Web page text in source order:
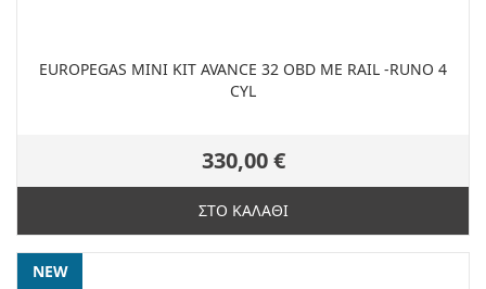
EUROPEGAS MINI KIT AVANCE 32 OBD ME RAIL -RUNO 4
CYL
330,00 €
ΣΤΟ ΚΑΛΑΘΙ
NEW